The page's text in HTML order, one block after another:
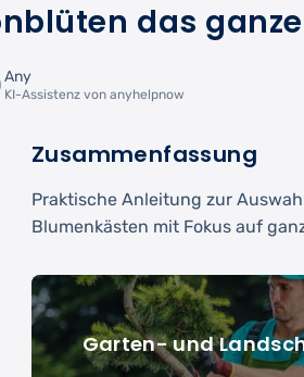
das
Any
KI-Assistenz von anyhelpnow
Zusammenfassung
Praktische Anleitung zur
Blumenkästen mit Fokus auf
Garten- und